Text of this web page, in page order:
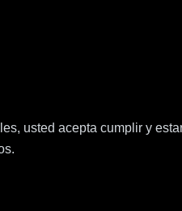
usted acepta cumplir y